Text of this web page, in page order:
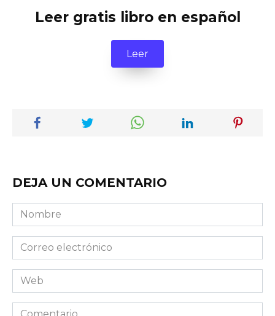
Leer gratis libro en español
Leer
DEJA UN COMENTARIO
Nombre
Correo
electrónico
Web
Comentario